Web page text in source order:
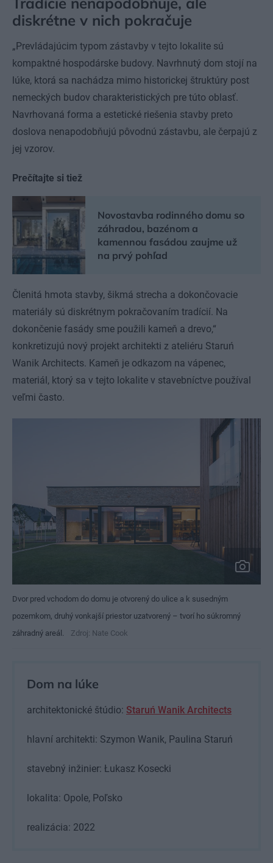
diskrétne v nich pokračuje
„Prevládajúcim typom zástavby v tejto lokalite sú
kompaktné hospodárske budovy. Navrhnutý dom stojí na
lúke, ktorá sa nachádza mimo historickej štruktúry post
nemeckých budov charakteristických pre túto oblasť.
Navrhovaná forma a estetické riešenia stavby preto
doslova nenapodobňujú pôvodnú zástavbu, ale čerpajú z
jej vzorov.
Prečítajte si tiež
Novostavba rodinného domu so
záhradou, bazénom a
kamennou fasádou zaujme už
na prvý pohľad
Členitá hmota stavby, šikmá strecha a dokončovacie
materiály sú diskrétnym pokračovaním tradícií. Na
dokončenie fasády sme použili kameň a drevo,“
konkretizujú nový projekt architekti z ateliéru Staruń
Wanik Architects. Kameň je odkazom na vápenec,
materiál, ktorý sa v tejto lokalite v stavebníctve používal
veľmi často.
Dvor pred vchodom do domu je otvorený do ulice a k susedným
pozemkom, druhý vonkajší priestor uzatvorený – tvorí ho súkromný
záhradný areál.
Zdroj: Nate Cook
Dom na lúke
architektonické štúdio: Staruń Wanik Architects
hlavní architekti: Szymon Wanik, Paulina Staruń
stavebný inžinier: Łukasz Kosecki
lokalita: Opole, Poľsko
realizácia: 2022